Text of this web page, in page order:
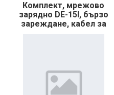
Комплект, мрежово
зарядно DE-15I, бързо
зареждане, кабел за